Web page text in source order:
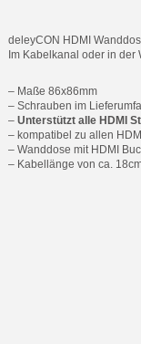
deleyCON HDMI
Im Kabelkanal oder in der
– Maße 86x86mm
– Schrauben im
– Unterstützt alle HDMI
– kompatibel zu allen
– Wanddose mit HDMI
– Kabellänge von ca.